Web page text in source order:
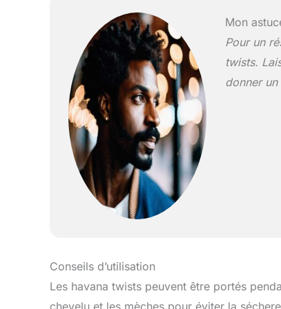
Mon
Pour un
twists.
donner
Conseils d’utilisation
Les havana twists peuvent être portés
chevelu et les mèches pour éviter la